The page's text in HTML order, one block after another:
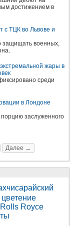
достижением в
с ТЦК во Львове и
защищать военных,
жары в
среди
в Лондоне
заслуженного
Далее →
цветение
Rolls Royce